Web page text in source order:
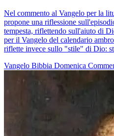
Nel commento al Vangelo per la
propone una riflessione
tempesta, riflettendo sull'aiuto di
per il Vangelo del calendario
riflette invece sullo "stile" di Dio:
Vangelo Bibbia Domenica